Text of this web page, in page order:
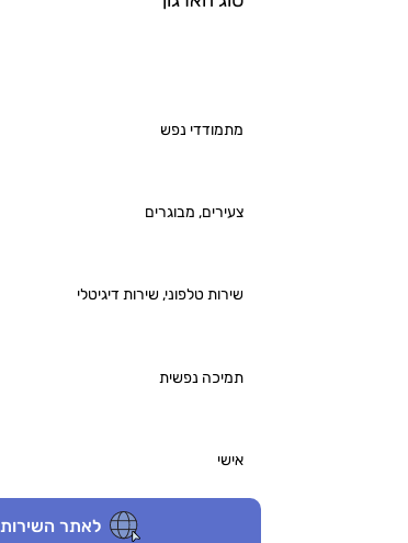
מתמודדי נפש
צעירים, מבוגרים
שירות טלפוני, שירות דיגיטלי
תמיכה נפשית
אישי
לאתר השירות